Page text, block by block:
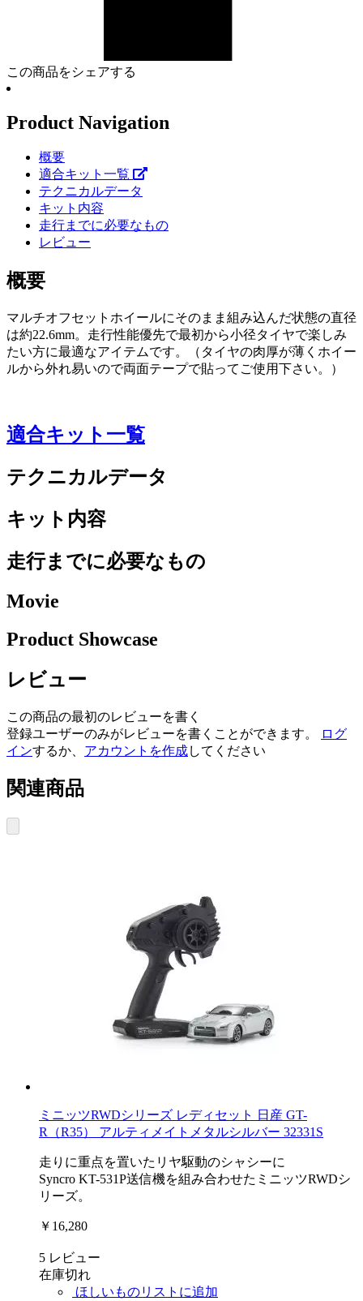
この商品をシェアする
Product Navigation
概要
適合キット一覧
テクニカルデータ
キット内容
走行までに必要なもの
レビュー
概要
マルチオフセットホイールにそのまま組み込んだ状態の直径
は約22.6mm。走行性能優先で最初から小径タイヤで楽しみ
たい方に最適なアイテムです。（タイヤの肉厚が薄くホイー
ルから外れ易いので両面テープで貼ってご使用下さい。）
適合キット一覧
テクニカルデータ
キット内容
走行までに必要なもの
Movie
Product Showcase
レビュー
この商品の最初のレビューを書く
登録ユーザーのみがレビューを書くことができます。
ログ
インするか、 アカウントを作成してください
関連商品
ミニッツRWDシリーズ レディセット 日産 GT-
R（R35） アルティメイトメタルシルバー 32331S
走りに重点を置いたリヤ駆動のシャシーに
Syncro KT-531P送信機を組み合わせたミニッツRWDシ
リーズ。
￥16,280
5 レビュー
在庫切れ
ほしいものリストに追加